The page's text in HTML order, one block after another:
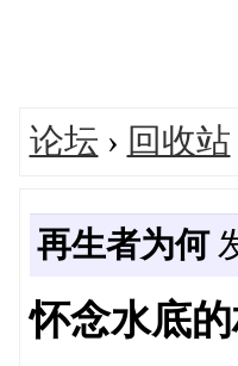
论坛 › 回收站
再生者为何
怀念水底